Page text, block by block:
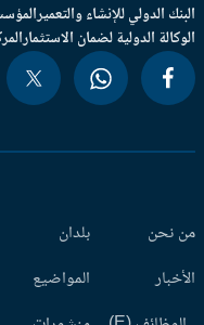
الدولي للإنشاء والتعميرالمؤسسة
الدولية لضمان الاستثمار
نحن
بلدان
المواضيع